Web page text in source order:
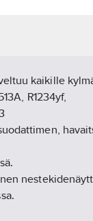
kaikille
R1234yf,